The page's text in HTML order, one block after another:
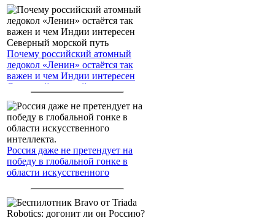
Почему российский атомный
ледокол «Ленин» остаётся так
важен и чем Индии интересен
Северный морской путь
Россия даже не претендует на
победу в глобальной гонке в
области искусственного